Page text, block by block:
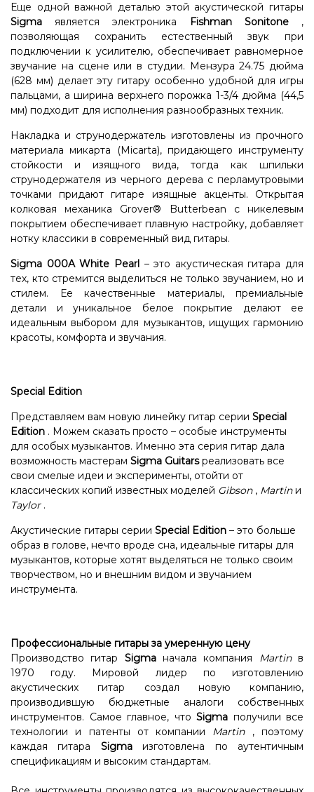
Еще одной важной деталью этой акустической гитары
Sigma является электроника Fishman Sonitone,
позволяющая сохранить естественный звук при
подключении к усилителю, обеспечивает равномерное
звучание на сцене или в студии. Мензура 24.75 дюйма
(628 мм) делает эту гитару особенно удобной для игры
пальцами, а ширина верхнего порожка 1-3/4 дюйма (44,5
мм) подходит для исполнения разнообразных техник.
Накладка и струнодержатель изготовлены из прочного
материала микарта (Micarta), придающего инструменту
стойкости и изящного вида, тогда как шпильки
струнодержателя из черного дерева с перламутровыми
точками придают гитаре изящные акценты. Открытая
колковая механика Grover® Butterbean с никелевым
покрытием обеспечивает плавную настройку, добавляет
нотку классики в современный вид гитары.
Sigma 000A White Pearl– это акустическая гитара для
тех, кто стремится выделиться не только звучанием, но и
стилем. Ее качественные материалы, премиальные
детали и уникальное белое покрытие делают ее
идеальным выбором для музыкантов, ищущих гармонию
красоты, комфорта и звучания.
Special Edition
Представляем вам новую линейку гитар серии Special
Edition . Можем сказать просто – особые инструменты
для особых музыкантов. Именно эта серия гитар дала
возможность мастерам Sigma Guitarsреализовать все
свои смелые идеи и эксперименты, отойти от
классических копий известных моделей Gibson, Martinи
Taylor.
Акустические гитары серии Special Edition – это больше
образ в голове, нечто вроде сна, идеальные гитары для
музыкантов, которые хотят выделяться не только своим
творчеством, но и внешним видом и звучанием
инструмента.
Профессиональные гитары за умеренную цену
Производство гитар Sigmaначала компания Martinв
1970 году. Мировой лидер по изготовлению
акустических гитар создал новую компанию,
производившую бюджетные аналоги собственных
инструментов. Самое главное, что Sigma получили все
технологии и патенты от компании Martin, поэтому
каждая гитара Sigmaизготовлена ​​по аутентичным
спецификациям и высоким стандартам.